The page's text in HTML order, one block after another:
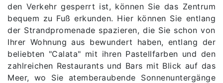
den Verkehr gesperrt ist, können Sie das Zentrum
bequem zu Fuß erkunden. Hier können Sie entlang
der Strandpromenade spazieren, die Sie schon von
Ihrer Wohnung aus bewundert haben, entlang der
beliebten "Calata" mit ihren Pastellfarben und den
zahlreichen Restaurants und Bars mit Blick auf das
Meer, wo Sie atemberaubende Sonnenuntergänge